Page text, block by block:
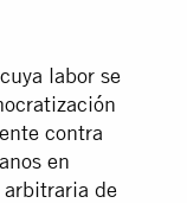
labor se
contra
en
de